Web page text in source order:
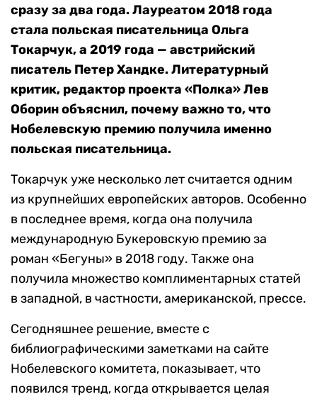
сразу за два года. Лауреатом 2018 года
стала польская писательница Ольга
Токарчук, а 2019 года — австрийский
писатель Петер Хандке. Литературный
критик, редактор проекта «Полка» Лев
Оборин объяснил, почему важно то, что
Нобелевскую премию получила именно
польская писательница.
Токарчук уже несколько лет считается одним
из крупнейших европейских авторов. Особенно
в последнее время, когда она получила
международную Букеровскую премию за
роман «Бегуны» в 2018 году. Также она
получила множество комплиментарных статей
в западной, в частности, американской, прессе.
Сегодняшнее решение, вместе с
библиографическими заметками на сайте
Нобелевского комитета, показывает, что
появился тренд, когда открывается целая